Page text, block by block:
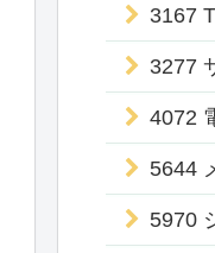
3167
3277
4072
5644
5970